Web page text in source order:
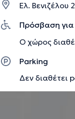
της στη ΜΚΟ Μαζί
Παιδοψυχολόγος
Δραστηριότητες
Ψυχολόγος -
Δημόσιας Υγείας
Υπηρεσία
εργασίας. Στο
εξειδικευμένες
ατομικές
Ελ. Βενιζέλου
Πρόσβαση
Ο χώρος
Parking
Δεν διαθέτει